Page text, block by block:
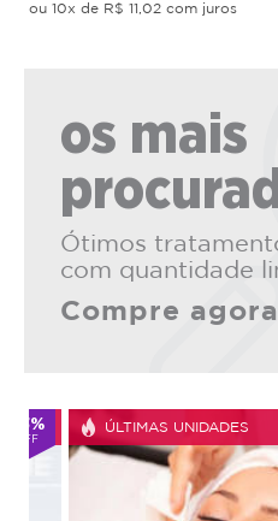
ou 10x de R$ 11,02 com juros
os mais
Ótimos
com quantidade
Compre
56%
OFF